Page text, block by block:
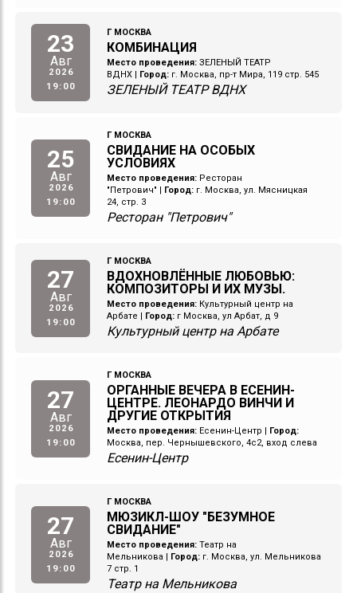
23
Авг
2026
19:00
Г МОСКВА
КОМБИНАЦИЯ
Место проведения: ЗЕЛЕНЫЙ ТЕАТР
ВДНХ | Город: г. Москва, пр-т Мира, 119 стр. 545
ЗЕЛЕНЫЙ ТЕАТР ВДНХ
25
Авг
2026
19:00
Г МОСКВА
СВИДАНИЕ НА ОСОБЫХ
УСЛОВИЯХ
Место проведения: Ресторан
"Петрович"
Город: г. Москва, ул. Мясницкая
24, стр. 3
Ресторан "Петрович"
27
Авг
2026
19:00
Г МОСКВА
ВДОХНОВЛЁННЫЕ ЛЮБОВЬЮ:
КОМПОЗИТОРЫ И ИХ МУЗЫ.
Место проведения: Культурный центр на
Арбате
Город: г Москва, ул Арбат, д 9
Культурный центр на Арбате
27
Авг
2026
19:00
Г МОСКВА
ОРГАННЫЕ ВЕЧЕРА В ЕСЕНИН-
ЦЕНТРЕ. ЛЕОНАРДО ВИНЧИ И
ДРУГИЕ ОТКРЫТИЯ
Место проведения: Есенин-Центр
Город:
Москва, пер. Чернышевского, 4с2, вход слева
Есенин-Центр
27
Авг
2026
19:00
Г МОСКВА
МЮЗИКЛ-ШОУ "БЕЗУМНОЕ
СВИДАНИЕ"
Место проведения: Театр на
Мельникова
Город: г. Москва, ул. Мельникова
7 стр. 1
Театр на Мельникова